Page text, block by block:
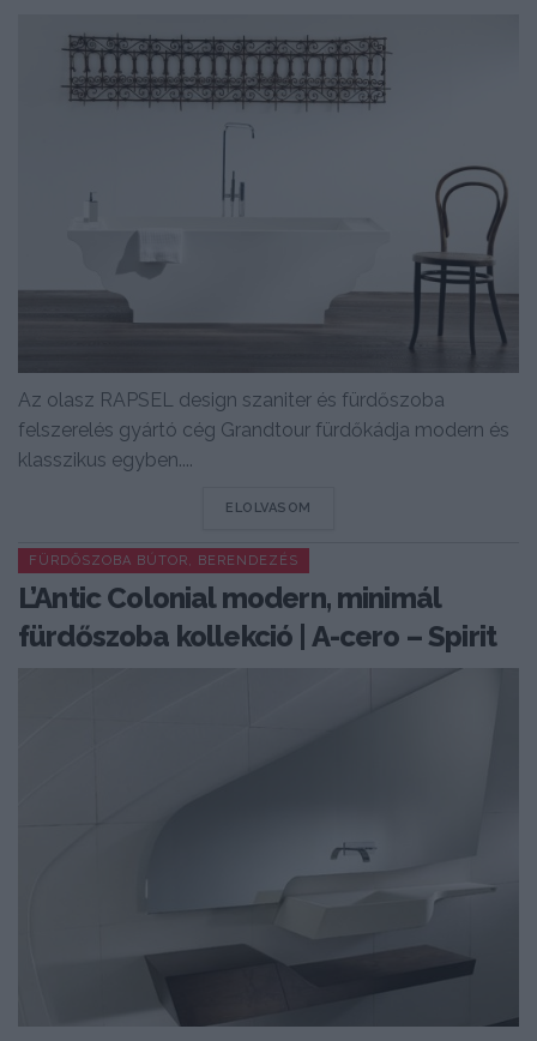
Az olasz RAPSEL design szaniter és fürdőszoba
felszerelés gyártó cég Grandtour fürdőkádja modern és
klasszikus egyben....
ELOLVASOM
FÜRDŐSZOBA BÚTOR, BERENDEZÉS
L’Antic Colonial modern, minimál
fürdőszoba kollekció | A-cero – Spirit